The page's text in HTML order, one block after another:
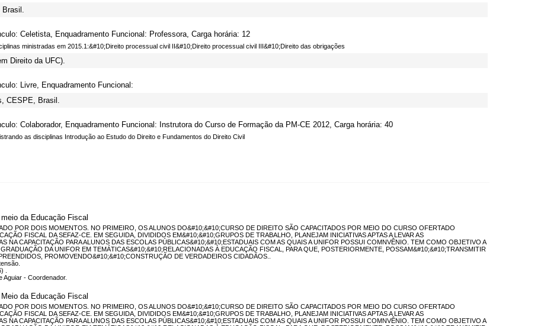
Brasil.
Celetista, Enquadramento Funcional: Professora, Carga horária: 12
ministradas em 2015.1:&#10;Direito processual civil II&#10;Direito processual civil III&#10;Direito das obrigações
Direito da UFC).
Livre, Enquadramento Funcional:
CESPE, Brasil.
Colaborador, Enquadramento Funcional: Instrutora do Curso de Formação da PM-CE 2012, Carga horária: 40
as disciplinas Introdução ao Estudo do Direito e Fundamentos do Direito Civil
da Educação Fiscal
POR DOIS MOMENTOS. NO PRIMEIRO, OS ALUNOS DO&#10;&#10;CURSO DE DIREITO SÃO CAPACITADOS POR MEIO DO CURSO OFERTADO
FISCAL DA SEFAZ-CE. EM SEGUIDA, DIVIDIDOS EM&#10;&#10;GRUPOS DE TRABALHO, PLANEJAM INICIATIVAS APTAS A LEVAR AS
NA CAPACITAÇÃO PARA ALUNOS DAS ESCOLAS PÚBLICAS&#10;&#10;ESTADUAIS COM AS QUAIS A UNIFOR POSSUI COMNVÊNIO. TEM COMO OBJETIVO A
DA UNIFOR EM TEMÁTICAS&#10;&#10;RELACIONADAS À EDUCAÇÃO FISCAL, PARA QUE, POSTERIORMENTE, POSSAM&#10;&#10;TRANSMITIR
PROMOVENDO&#10;&#10;CONSTRUÇÃO DE VERDADEIROS CIDADÃOS..
.
Aguiar - Coordenador.
da Educação Fiscal
POR DOIS MOMENTOS. NO PRIMEIRO, OS ALUNOS DO&#10;&#10;CURSO DE DIREITO SÃO CAPACITADOS POR MEIO DO CURSO OFERTADO
FISCAL DA SEFAZ-CE. EM SEGUIDA, DIVIDIDOS EM&#10;&#10;GRUPOS DE TRABALHO, PLANEJAM INICIATIVAS APTAS A LEVAR AS
NA CAPACITAÇÃO PARA ALUNOS DAS ESCOLAS PÚBLICAS&#10;&#10;ESTADUAIS COM AS QUAIS A UNIFOR POSSUI COMNVÊNIO. TEM COMO OBJETIVO A